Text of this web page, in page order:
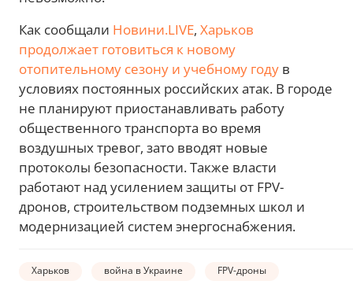
Как сообщали Новини.LIVE, Харьков
продолжает готовиться к новому
отопительному сезону и учебному году в
условиях постоянных российских атак. В городе
не планируют приостанавливать работу
общественного транспорта во время
воздушных тревог, зато вводят новые
протоколы безопасности. Также власти
работают над усилением защиты от FPV-
дронов, строительством подземных школ и
модернизацией систем энергоснабжения.
Харьков война в Украине FPV-дроны